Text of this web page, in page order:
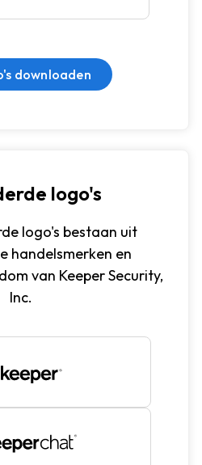
downloaden
logo's
logo's bestaan uit
handelsmerken en
van Keeper Security,
Inc.